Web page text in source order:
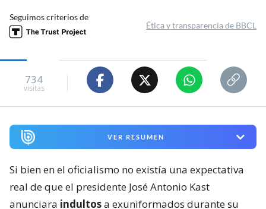
Seguimos criterios de
Ética y transparencia de BBCL
734
visitas
VER RESUMEN
Si bien en el oficialismo no existía una expectativa
real de que el presidente José Antonio Kast
anunciara indultosa exuniformados durante su